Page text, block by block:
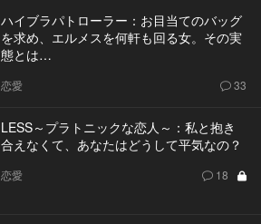
ハイブラパトローラー：お目当てのバッグ
を求め、エルメスを何軒も回る女。その実
態とは…
恋愛 33
LESS～プラトニックな恋人～：私と抱き
合えなくて、あなたはどうして平気なの？
恋愛 18